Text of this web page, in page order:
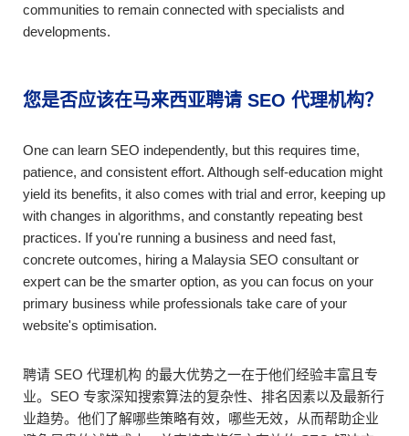
communities to remain connected with specialists and
developments.
您是否应该在马来西亚聘请 SEO 代理机构？
One can learn SEO independently, but this requires time,
patience, and consistent effort. Although self-education might
yield its benefits, it also comes with trial and error, keeping up
with changes in algorithms, and constantly repeating best
practices. If you're running a business and need fast,
concrete outcomes, hiring a Malaysia SEO consultant or
expert can be the smarter option, as you can focus on your
primary business while professionals take care of your
website's optimisation.
聘请 SEO 代理机构 的最大优势之一在于他们经验丰富且专
业。SEO 专家深知搜索算法的复杂性、排名因素以及最新行
业趋势。他们了解哪些策略有效，哪些无效，从而帮助企业